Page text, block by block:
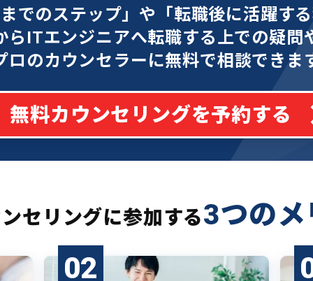
でのステップ」や「転職後に活躍す
らITエンジニアへ転職する上での疑問
ロのカウンセラーに無料で相談できま
無料カウンセリングを予約する
セリングに参加する3つの
02